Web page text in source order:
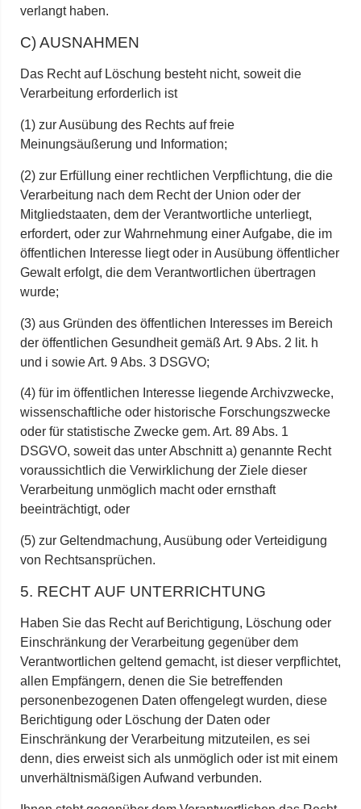
verlangt haben.
C) AUSNAHMEN
Das Recht auf Löschung besteht nicht, soweit die
Verarbeitung erforderlich ist
(1) zur Ausübung des Rechts auf freie
Meinungsäußerung und Information;
(2) zur Erfüllung einer rechtlichen Verpflichtung, die die
Verarbeitung nach dem Recht der Union oder der
Mitgliedstaaten, dem der Verantwortliche unterliegt,
erfordert, oder zur Wahrnehmung einer Aufgabe, die im
öffentlichen Interesse liegt oder in Ausübung öffentlicher
Gewalt erfolgt, die dem Verantwortlichen übertragen
wurde;
(3) aus Gründen des öffentlichen Interesses im Bereich
der öffentlichen Gesundheit gemäß Art. 9 Abs. 2 lit. h
und i sowie Art. 9 Abs. 3 DSGVO;
(4) für im öffentlichen Interesse liegende Archivzwecke,
wissenschaftliche oder historische Forschungszwecke
oder für statistische Zwecke gem. Art. 89 Abs. 1
DSGVO, soweit das unter Abschnitt a) genannte Recht
voraussichtlich die Verwirklichung der Ziele dieser
Verarbeitung unmöglich macht oder ernsthaft
beeinträchtigt, oder
(5) zur Geltendmachung, Ausübung oder Verteidigung
von Rechtsansprüchen.
5. RECHT AUF UNTERRICHTUNG
Haben Sie das Recht auf Berichtigung, Löschung oder
Einschränkung der Verarbeitung gegenüber dem
Verantwortlichen geltend gemacht, ist dieser verpflichtet,
allen Empfängern, denen die Sie betreffenden
personenbezogenen Daten offengelegt wurden, diese
Berichtigung oder Löschung der Daten oder
Einschränkung der Verarbeitung mitzuteilen, es sei
denn, dies erweist sich als unmöglich oder ist mit einem
unverhältnismäßigen Aufwand verbunden.